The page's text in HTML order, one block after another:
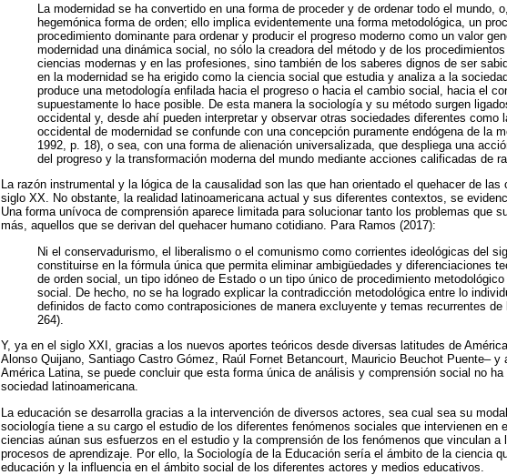
La modernidad se ha convertido en una forma de proceder y de ordenar todo el mundo,
hegemónica forma de orden; ello implica evidentemente una forma metodológica, un
procedimiento dominante para ordenar y producir el progreso moderno como un valor
modernidad una dinámica social, no sólo la creadora del método y de los
ciencias modernas y en las profesiones, sino también de los saberes dignos de ser
en la modernidad se ha erigido como la ciencia social que estudia y analiza a la
produce una metodología enfilada hacia el progreso o hacia el cambio social, hacia el
supuestamente lo hace posible. De esta manera la sociología y su método surgen
occidental y, desde ahí pueden interpretar y observar otras sociedades diferentes como
occidental de modernidad se confunde con una concepción puramente endógena de la
1992, p. 18), o sea, con una forma de alienación universalizada, que despliega una
del progreso y la transformación moderna del mundo mediante acciones calificadas de
La razón instrumental y la lógica de la causalidad son las que han orientado el quehacer de las
siglo XX. No obstante, la realidad latinoamericana actual y sus diferentes contextos, se
Una forma unívoca de comprensión aparece limitada para solucionar tanto los problemas que
más, aquellos que se derivan del quehacer humano cotidiano. Para Ramos (2017):
Ni el conservadurismo, el liberalismo o el comunismo como corrientes ideológicas del
constituirse en la fórmula única que permita eliminar ambigüedades y diferenciaciones
de orden social, un tipo idóneo de Estado o un tipo único de procedimiento
social. De hecho, no se ha logrado explicar la contradicción metodológica entre lo
definidos de facto como contraposiciones de manera excluyente y temas recurrentes de
264).
Y, ya en el siglo XXI, gracias a los nuevos aportes teóricos desde diversas latitudes de
Alonso Quijano, Santiago Castro Gómez, Raúl Fornet Betancourt, Mauricio Beuchot Puente–
América Latina, se puede concluir que esta forma única de análisis y comprensión social no
sociedad latinoamericana.
La educación se desarrolla gracias a la intervención de diversos actores, sea cual sea su
sociología tiene a su cargo el estudio de los diferentes fenómenos sociales que intervienen en
ciencias aúnan sus esfuerzos en el estudio y la comprensión de los fenómenos que vinculan a
procesos de aprendizaje. Por ello, la Sociología de la Educación sería el ámbito de la ciencia
educación y la influencia en el ámbito social de los diferentes actores y medios educativos.